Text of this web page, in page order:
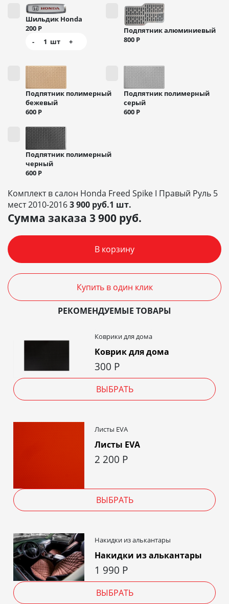
Шильдик Honda
200 Р
-
1 шт +
Подпятник алюминиевый
800 Р
Подпятник полимерный
бежевый
600 Р
Подпятник полимерный
серый
600 Р
Подпятник полимерный
черный
600 Р
Комплект в салон Honda Freed Spike I Правый Руль 5
мест 2010-20163 900 руб.1 шт.
Сумма заказа 3 900 руб.
В корзину
Купить в один клик
РЕКОМЕНДУЕМЫЕ ТОВАРЫ
Коврики для дома
Коврик для дома
300 Р
ВЫБРАТЬ
Листы EVA
Листы EVA
2 200 Р
ВЫБРАТЬ
Накидки из алькантары
Накидки из алькантары
1 990 Р
ВЫБРАТЬ